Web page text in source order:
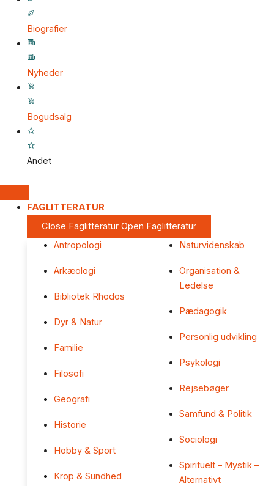
Biografier
Nyheder
Bogudsalg
Andet
FAGLITTERATUR
Close Faglitteratur Open Faglitteratur
Antropologi
Arkæologi
Bibliotek Rhodos
Dyr & Natur
Familie
Filosofi
Geografi
Historie
Hobby & Sport
Krop & Sundhed
Naturvidenskab
Organisation &
Ledelse
Pædagogik
Personlig udvikling
Psykologi
Rejsebøger
Samfund & Politik
Sociologi
Spirituelt – Mystik –
Alternativt